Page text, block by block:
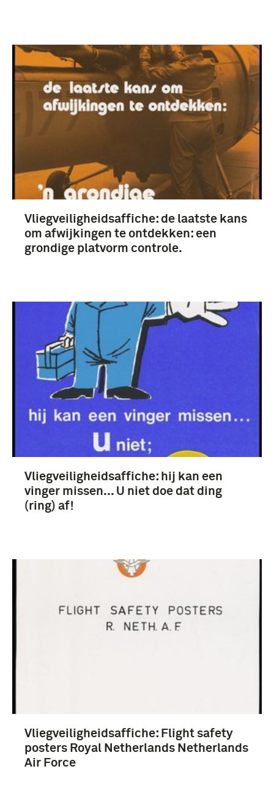
Vliegveiligheidsaffiche: de laatste kans
om afwijkingen te ontdekken: een
grondige platvorm controle.
Vliegveiligheidsaffiche: hij kan een
vinger missen... U niet doe dat ding
(ring) af!
Vliegveiligheidsaffiche: Flight safety
posters Royal Netherlands Netherlands
Air Force